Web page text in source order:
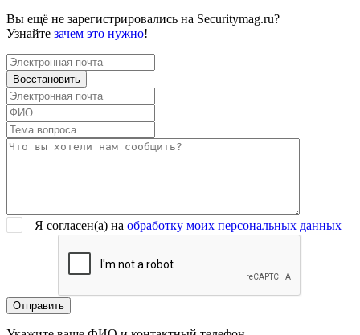
Вы ещё не зарегистрировались на Securitymag.ru?
Узнайте зачем это нужно!
Я согласен(a) на обработку моих персональных данных